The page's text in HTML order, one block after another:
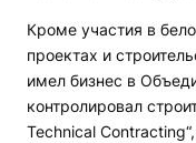
Кроме участия в
проектах и
имел бизнес в
контролировал
Technical